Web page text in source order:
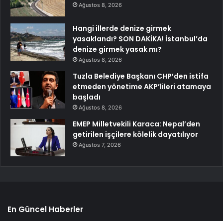
Ağustos 8, 2026
Hangi illerde denize girmek
yasaklandı? SON DAKİKA! İstanbul’da
denize girmek yasak mı?
Ağustos 8, 2026
Tuzla Belediye Başkanı CHP’den istifa
etmeden yönetime AKP’lileri atamaya
başladı
Ağustos 8, 2026
EMEP Milletvekili Karaca: Nepal’den
getirilen işçilere kölelik dayatılıyor
Ağustos 7, 2026
En Güncel Haberler